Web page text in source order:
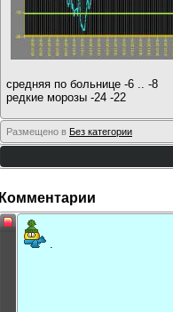
средняя по больнице -6 .. -8
редкие морозы -24 -22
Размещено в Без категории
Комментарии